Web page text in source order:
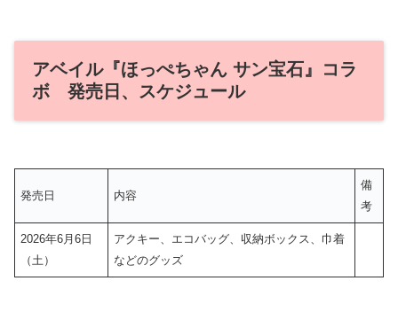
アベイル『ほっぺちゃん サン宝石』コラ
ボ 発売日、スケジュール
発売日 内容
備
考
2026年6月6日
（土）
アクキー、エコバッグ、収納ボックス、巾着
などのグッズ